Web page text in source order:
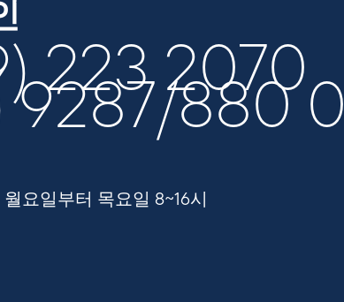
223 2070
9287/880 0
요일부터 목요일 8~16시